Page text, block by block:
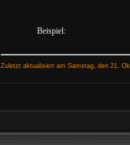
Beispiel:
Zuletzt aktualisiert am Samstag, den 21.